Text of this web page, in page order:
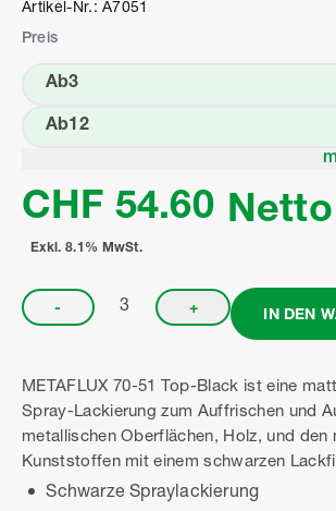
Artikel-Nr.: A7051
Preis
Ab3
Ab12
CHF 54.60
Exkl. 8.1% MwSt.
- + IN DEN
METAFLUX 70-51 Top-Black ist eine
Spray-Lackierung zum Auffrischen und
metallischen Oberflächen, Holz, und den
Kunststoffen mit einem schwarzen
Schwarze Spraylackierung